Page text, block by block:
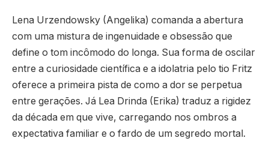
Lena Urzendowsky (Angelika) comanda a abertura
com uma mistura de ingenuidade e obsessão que
define o tom incômodo do longa. Sua forma de oscilar
entre a curiosidade científica e a idolatria pelo tio Fritz
oferece a primeira pista de como a dor se perpetua
entre gerações. Já Lea Drinda (Erika) traduz a rigidez
da década em que vive, carregando nos ombros a
expectativa familiar e o fardo de um segredo mortal.